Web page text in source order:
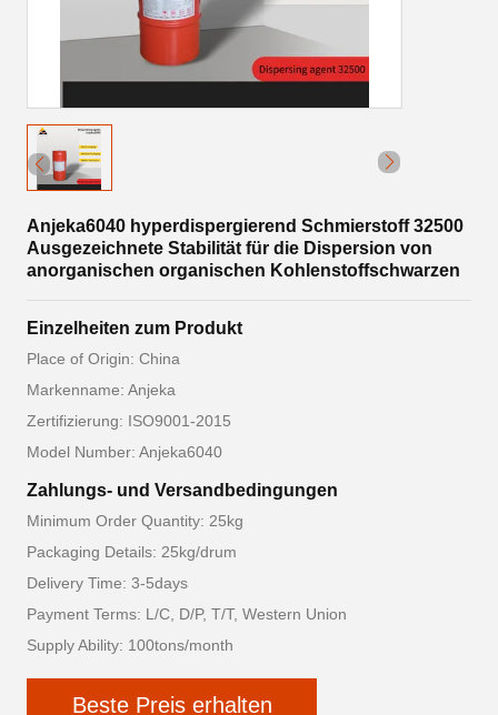
Anjeka6040 hyperdispergierend Schmierstoff 32500
Ausgezeichnete Stabilität für die Dispersion von
anorganischen organischen Kohlenstoffschwarzen
Einzelheiten zum Produkt
Place of Origin: China
Markenname: Anjeka
Zertifizierung: ISO9001-2015
Model Number: Anjeka6040
Zahlungs- und Versandbedingungen
Minimum Order Quantity: 25kg
Packaging Details: 25kg/drum
Delivery Time: 3-5days
Payment Terms: L/C, D/P, T/T, Western Union
Supply Ability: 100tons/month
Beste Preis erhalten